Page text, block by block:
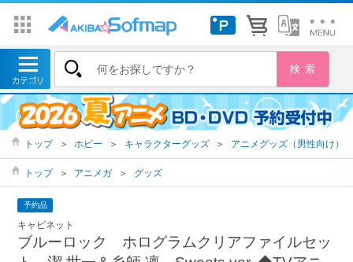
トップ ＞ ホビー ＞ キャラクターグッズ ＞ アニメグッズ（男性向け）
トップ ＞ アニメガ ＞ グッズ
予約品
キャビネット
ブルーロック ホログラムクリアファイルセッ